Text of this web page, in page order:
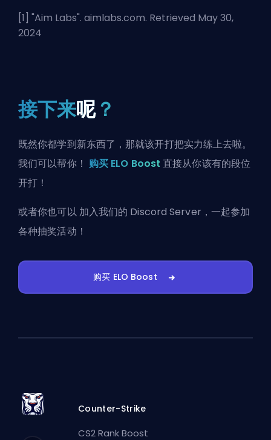
[1] "Aim Labs". aimlabs.com. Retrieved May 30,
2024
接下来呢？
既然你都学到新东西了，那就该开打把实力练上去啦。
我们可以帮你！ 购买 ELO Boost 直接从你该有的段位
开打！
或者你也可以 加入我们的 Discord Server ，一起参加
各种抽奖活动！
购买 ELO Boost
Counter-Strike
CS2 Rank Boost